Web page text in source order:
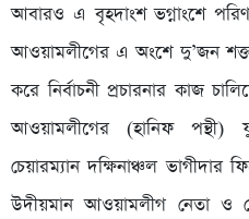
আবারও এ বৃহদাংশ ভগ্নাংশে
আওয়ামলীগের এ অংশে দু’জন শক্ত
করে নির্বাচনী প্রচারনার কাজ
আওয়ামলীগের (হানিফ
চেয়ারম্যান দক্ষিনাঞ্চল
উদীয়মান আওয়ামলীগ নেতা ও